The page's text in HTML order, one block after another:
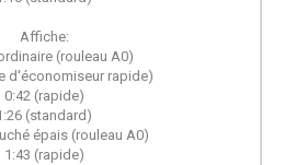
Affiche:
(rouleau A0)
d'économiseur rapide)
0:42 (rapide)
(standard)
épais (rouleau A0)
1:43 (rapide)